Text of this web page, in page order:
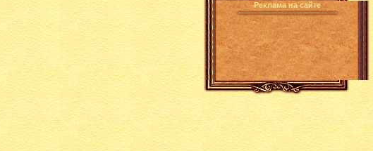
Реклама на сайте